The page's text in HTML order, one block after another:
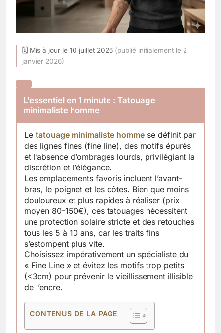
🗓 Mis à jour le 10 juillet 2026 (publié initialement le 2
janvier 2026)
L’essentiel en 1 minute : Tatouage
minimaliste homme
Le tatouage minimaliste homme se définit par
des lignes fines (fine line), des motifs épurés
et l’absence d’ombrages lourds, privilégiant la
discrétion et l’élégance.
Les emplacements favoris incluent l’avant-
bras, le poignet et les côtes. Bien que moins
douloureux et plus rapides à réaliser (prix
moyen 80-150€), ces tatouages nécessitent
une protection solaire stricte et des retouches
tous les 5 à 10 ans, car les traits fins
s’estompent plus vite.
Choisissez impérativement un spécialiste du
« Fine Line » et évitez les motifs trop petits
(<3cm) pour prévenir le vieillissement illisible
de l’encre.
CONTENUS DE LA PAGE